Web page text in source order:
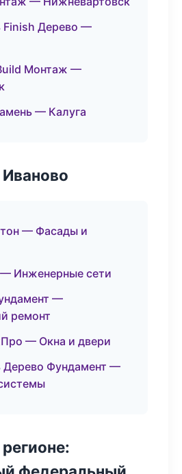
Finish Дерево —
Монтаж —
— Калуга
— Фасады и
Инженерные сети
—
ремонт
— Окна и двери
Дерево Фундамент —